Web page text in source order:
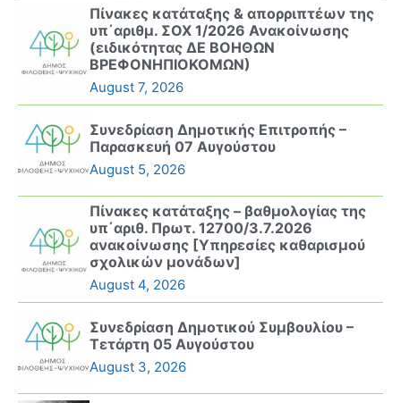
Πίνακες κατάταξης & απορριπτέων της
υπ΄αριθμ. ΣΟΧ 1/2026 Ανακοίνωσης
(ειδικότητας ΔΕ ΒΟΗΘΩΝ
ΒΡΕΦΟΝΗΠΙΟΚΟΜΩΝ)
August 7, 2026
Συνεδρίαση Δημοτικής Επιτροπής –
Παρασκευή 07 Αυγούστου
August 5, 2026
Πίνακες κατάταξης – βαθμολογίας της
υπ΄αριθ. Πρωτ. 12700/3.7.2026
ανακοίνωσης [Υπηρεσίες καθαρισμού
σχολικών μονάδων]
August 4, 2026
Συνεδρίαση Δημοτικού Συμβουλίου –
Τετάρτη 05 Αυγούστου
August 3, 2026